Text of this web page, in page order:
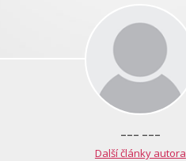
--- ---
Další články autora